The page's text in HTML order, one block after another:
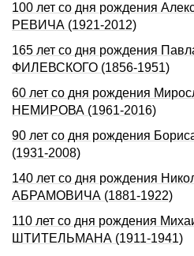
100 лет со дня рождения
РЕВИЧА (1921-2012)
165 лет со дня рождения
ФИЛЕВСКОГО (1856-1951)
60 лет со дня рождения
НЕМИРОВА (1961-2016)
90 лет со дня рождения
(1931-2008)
140 лет со дня рождения
АБРАМОВИЧА (1881-1922)
110 лет со дня рождения
ШТИТЕЛЬМАHА (1911-1941)